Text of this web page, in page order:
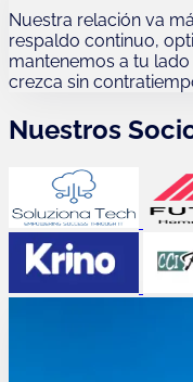
Nuestra relación va
respaldo continuo,
mantenemos a tu
crezca sin
Nuestros